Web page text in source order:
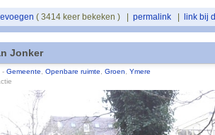
( 3414 keer bekeken ) | permalink link bij
Jonker
- Gemeente Openbare ruimte Groen
Ymere